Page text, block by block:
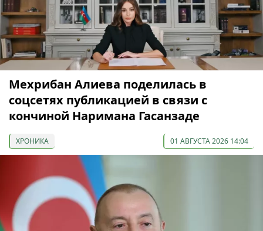
Мехрибан Алиева поделилась в
соцсетях публикацией в связи с
кончиной Наримана Гасанзаде
ХРОНИКА 01 АВГУСТА 2026 14:04